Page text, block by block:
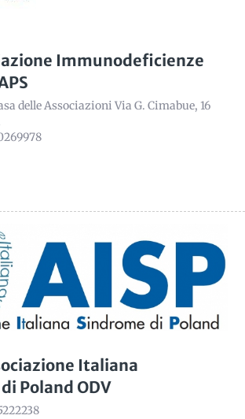
Immunodeficienze
delle Associazioni Via G. Cimabue, 16
Italiana
Poland ODV